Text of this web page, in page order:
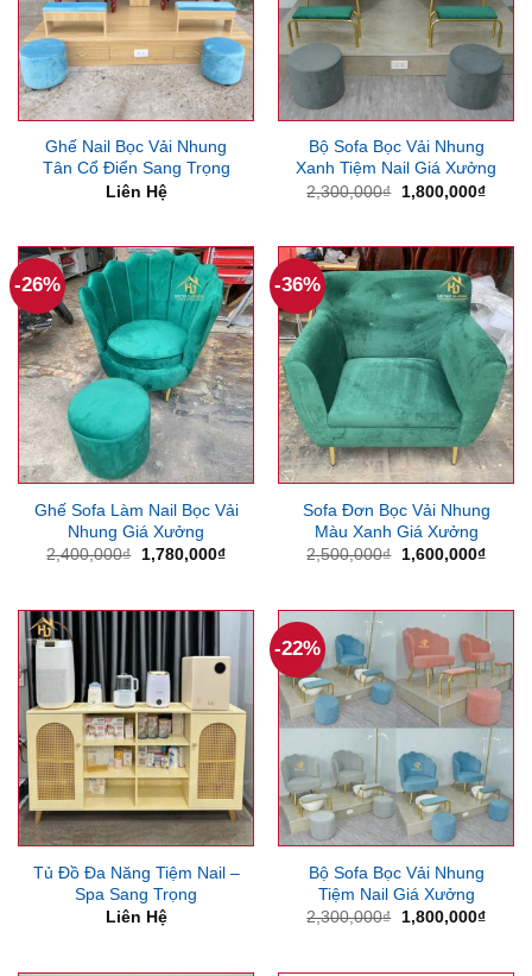
Ghế Nail Bọc Vải Nhung
Tân Cổ Điển Sang Trọng
Liên Hệ
Bộ Sofa Bọc Vải Nhung
Xanh Tiệm Nail Giá Xưởng
2,300,000₫
Giá
1,800,000₫Giá
-26%
Ghế Sofa Làm Nail Bọc Vải
Nhung Giá Xưởng
2,400,000₫
Giá
1,780,000₫Giá
1,780,000₫.
-36%
Sofa Đơn Bọc Vải Nhung
Màu Xanh Giá Xưởng
2,500,000₫
Giá
1,600,000₫Giá
Tủ Đồ Đa Năng Tiệm Nail –
Spa Sang Trọng
Liên Hệ
-22%
Bộ Sofa Bọc Vải Nhung
Tiệm Nail Giá Xưởng
2,300,000₫
Giá
1,800,000₫Giá